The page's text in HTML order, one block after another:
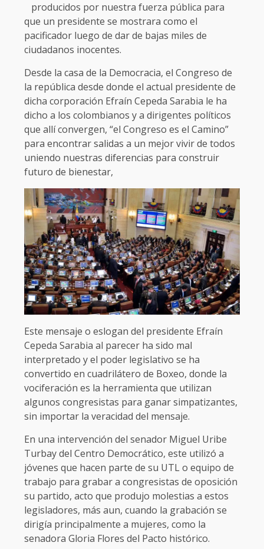
producidos por nuestra fuerza pública para
que un presidente se mostrara como el
pacificador luego de dar de bajas miles de
ciudadanos inocentes.
Desde la casa de la Democracia, el Congreso de
la república desde donde el actual presidente de
dicha corporación Efraín Cepeda Sarabia le ha
dicho a los colombianos y a dirigentes políticos
que allí convergen, “el Congreso es el Camino”
para encontrar salidas a un mejor vivir de todos
uniendo nuestras diferencias para construir
futuro de bienestar,
Este mensaje o eslogan del presidente Efraín
Cepeda Sarabia al parecer ha sido mal
interpretado y el poder legislativo se ha
convertido en cuadrilátero de Boxeo, donde la
vociferación es la herramienta que utilizan
algunos congresistas para ganar simpatizantes,
sin importar la veracidad del mensaje.
En una intervención del senador Miguel Uribe
Turbay del Centro Democrático, este utilizó a
jóvenes que hacen parte de su UTL o equipo de
trabajo para grabar a congresistas de oposición
su partido, acto que produjo molestias a estos
legisladores, más aun, cuando la grabación se
dirigía principalmente a mujeres, como la
senadora Gloria Flores del Pacto histórico.